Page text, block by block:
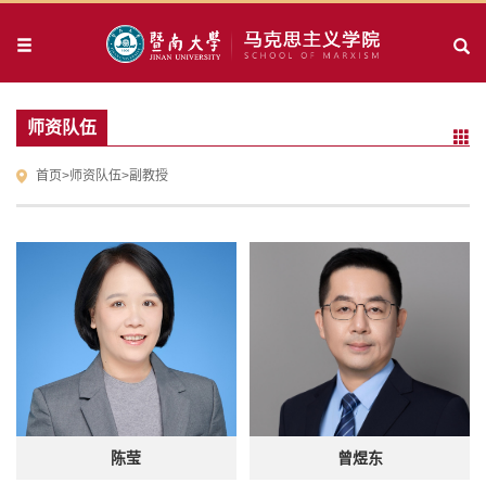
师资队伍
首页>师资队伍>副教授
陈莹 曾煜东